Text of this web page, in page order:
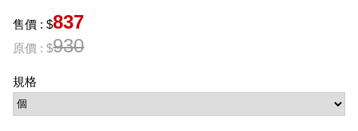
售價 : $837
原價 : $930
規格